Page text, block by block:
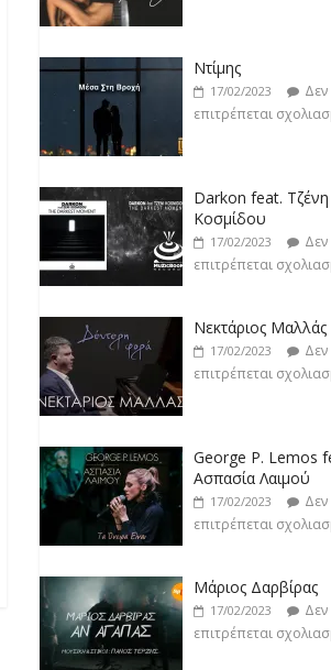
Ντίμης
17/02/2023
Δεν
επιτρέπεται
Darkon feat. Τζένη
Κοσμίδου
17/02/2023
Δεν
επιτρέπεται
Νεκτάριος Μαλλάς
17/02/2023
Δεν
επιτρέπεται
George P. Lemos
Ασπασία Λαιμού
17/02/2023
Δεν
επιτρέπεται
Μάριος Δαρβίρας
17/02/2023
Δεν
επιτρέπεται